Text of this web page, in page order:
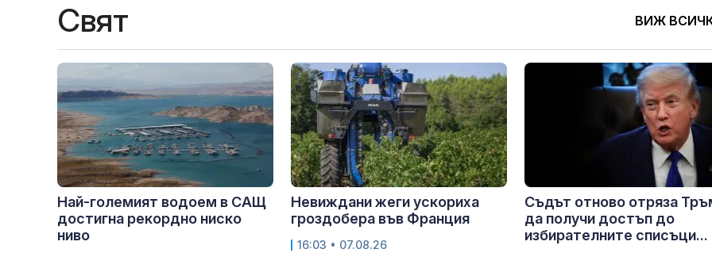
Свят ВИЖ
Най-големият водоем в САЩ
достигна рекордно ниско
ниво
Невиждани жеги ускориха
гроздобера във Франция
16:03 • 07.08.26
Съдът отново отряза
да получи достъп до
избирателните списъци...